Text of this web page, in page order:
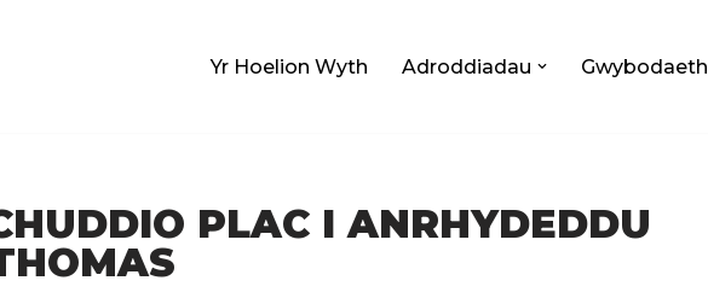
Yr Hoelion Wyth Adroddiadau Gwybodaeth
PLAC I ANRHYDEDDU